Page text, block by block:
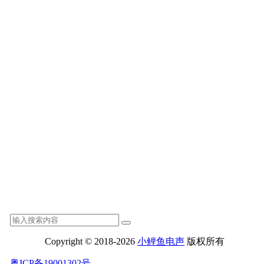
Copyright © 2018-2026小鲤鱼电声 版权所有